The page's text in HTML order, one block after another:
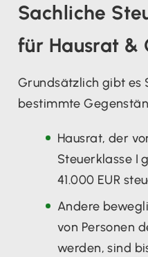
Sachliche
für Hausrat &
Grundsätzlich gibt es
bestimmte
Hausrat, der
Steuerklasse I
41.000 EUR
Andere
von Personen
werden, sind